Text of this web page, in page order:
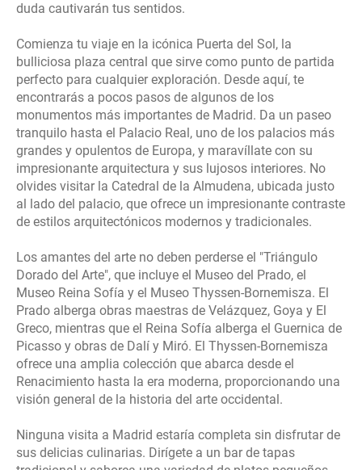
duda cautivarán tus sentidos.
Comienza tu viaje en la icónica Puerta del Sol, la
bulliciosa plaza central que sirve como punto de partida
perfecto para cualquier exploración. Desde aquí, te
encontrarás a pocos pasos de algunos de los
monumentos más importantes de Madrid. Da un paseo
tranquilo hasta el Palacio Real, uno de los palacios más
grandes y opulentos de Europa, y maravíllate con su
impresionante arquitectura y sus lujosos interiores. No
olvides visitar la Catedral de la Almudena, ubicada justo
al lado del palacio, que ofrece un impresionante contraste
de estilos arquitectónicos modernos y tradicionales.
Los amantes del arte no deben perderse el "Triángulo
Dorado del Arte", que incluye el Museo del Prado, el
Museo Reina Sofía y el Museo Thyssen-Bornemisza. El
Prado alberga obras maestras de Velázquez, Goya y El
Greco, mientras que el Reina Sofía alberga el Guernica de
Picasso y obras de Dalí y Miró. El Thyssen-Bornemisza
ofrece una amplia colección que abarca desde el
Renacimiento hasta la era moderna, proporcionando una
visión general de la historia del arte occidental.
Ninguna visita a Madrid estaría completa sin disfrutar de
sus delicias culinarias. Dirígete a un bar de tapas